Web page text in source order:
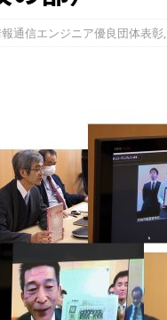
通信エンジニア優良団体表彰,